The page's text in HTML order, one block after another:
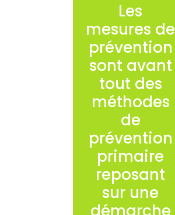
Les
mesures de
prévention
sont avant
tout des
méthodes
de
prévention
primaire
reposant
sur une